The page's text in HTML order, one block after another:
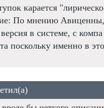
карается
По мнению
в системе, с
поскольку именно в